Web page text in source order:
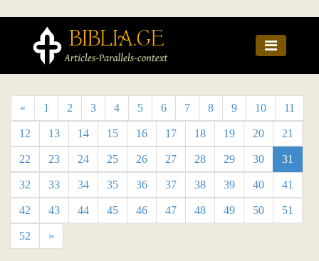
« 1 2 3 4 5 6 7 8 9 10 11
12 13 14 15 16 17 18 19 20 21
22 23 24 25 26 27 28 29 30 31
32 33 34 35 36 37 38 39 40 41
42 43 44 45 46 47 48 49 50 51
52 »